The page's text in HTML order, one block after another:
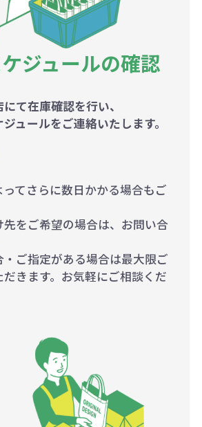
ジュールの確認
て在庫確認を行い、
ュールをご連絡いたします。
てさらに数日かかる場合もご
をご希望の場合は、お問い合
ご指定がある場合は最大限ご
きます。お気軽にご相談くだ